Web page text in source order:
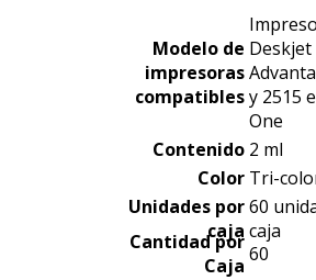
Modelo de
impresoras
compatibles y 2515
One
Contenido 2 ml
Color Tri-
Unidades por
caja
60
caja
Cantidad por
Caja 60